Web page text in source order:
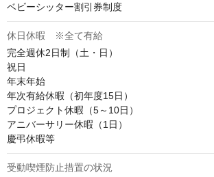
ベビーシッター割引券制度
休日休暇 ※全て有給
完全週休2日制（土・日）
祝日
年末年始
年次有給休暇（初年度15日）
プロジェクト休暇（5～10日）
アニバーサリー休暇（1日）
慶弔休暇等
受動喫煙防止措置の状況